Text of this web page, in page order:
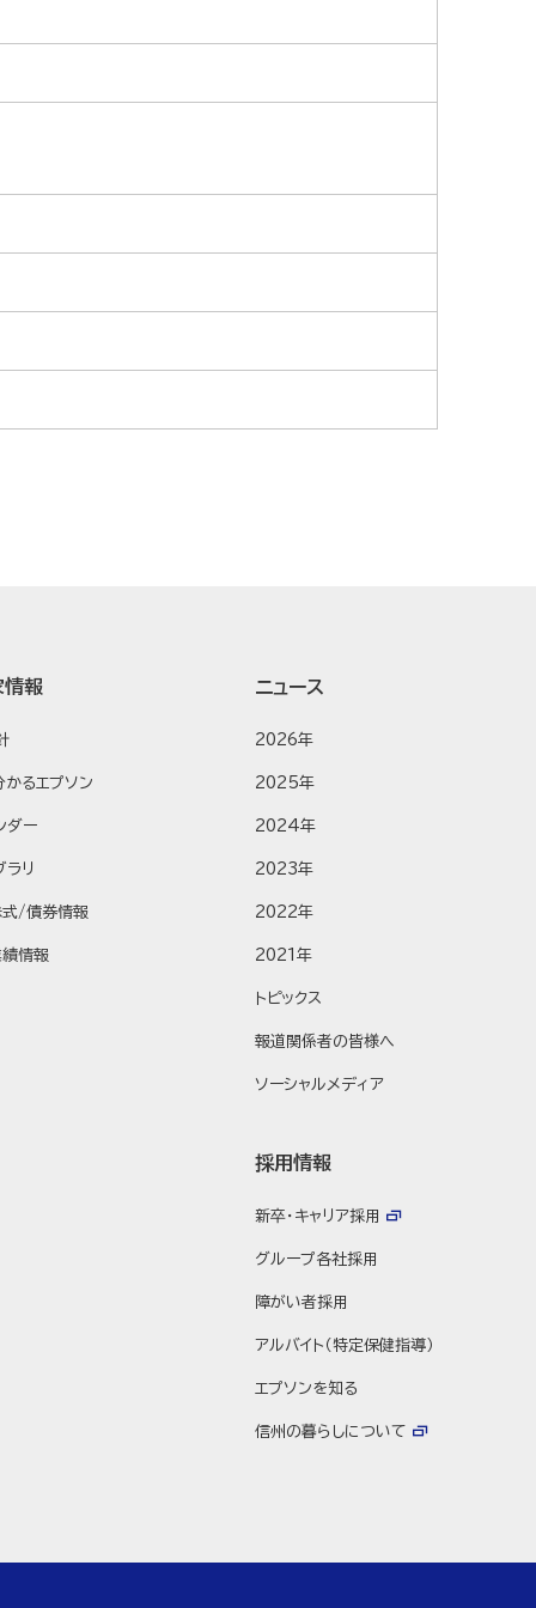
情報
るエプソン
ダー
ラリ
式/債券情報
績情報
ニュース
2026年
2025年
2024年
2023年
2022年
2021年
トピックス
報道関係者の皆様へ
ソーシャルメディア
採用情報
新卒・キャリア採用
グループ各社採用
障がい者採用
アルバイト（特定保健指導）
エプソンを知る
信州の暮らしについて